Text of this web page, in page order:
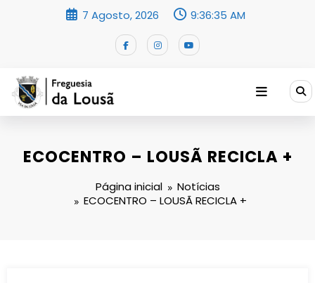
7 Agosto, 2026 9:36:36 AM
ECOCENTRO – LOUSÃ RECICLA +
Página inicial
Notícias
ECOCENTRO – LOUSÃ RECICLA +